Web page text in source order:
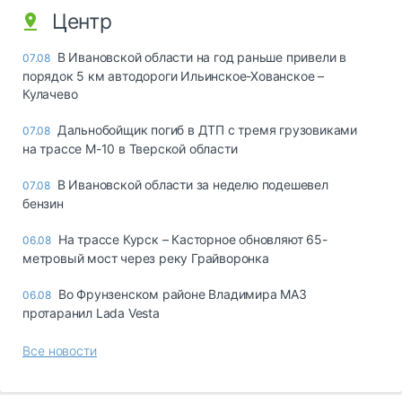
Центр
07.08 В Ивановской области на год раньше привели в
порядок 5 км автодороги Ильинское-Хованское –
Кулачево
07.08 Дальнобойщик погиб в ДТП с тремя грузовиками
на трассе М-10 в Тверской области
07.08 В Ивановской области за неделю подешевел
бензин
06.08 На трассе Курск – Касторное обновляют 65-
метровый мост через реку Грайворонка
06.08 Во Фрунзенском районе Владимира МАЗ
протаранил Lada Vesta
Все новости